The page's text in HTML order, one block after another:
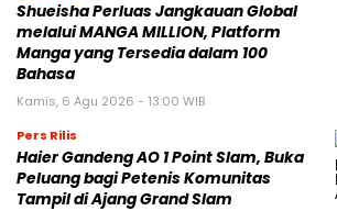
Shueisha Perluas Jangkauan Global
melalui MANGA MILLION, Platform
Manga yang Tersedia dalam 100
Bahasa
Kamis, 6 Agu 2026 - 13:00 WIB
Pers Rilis
Haier Gandeng AO 1 Point Slam, Buka
Peluang bagi Petenis Komunitas
Tampil di Ajang Grand Slam